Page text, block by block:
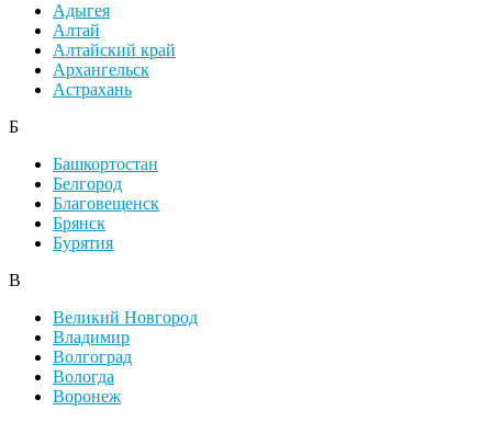
Адыгея
Алтай
Алтайский край
Архангельск
Астрахань
Б
Башкортостан
Белгород
Благовещенск
Брянск
Бурятия
В
Великий Новгород
Владимир
Волгоград
Вологда
Воронеж